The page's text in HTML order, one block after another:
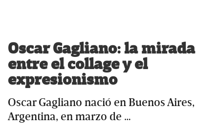
Oscar Gagliano: la mirada
entre el collage y el
expresionismo
Oscar Gagliano nació en Buenos Aires,
Argentina, en marzo de …